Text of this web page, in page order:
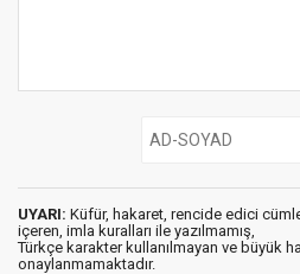
UYARI: Küfür, hakaret, rencide edici
içeren, imla kuralları ile yazılmamış,
Türkçe karakter kullanılmayan ve büyük
onaylanmamaktadır.